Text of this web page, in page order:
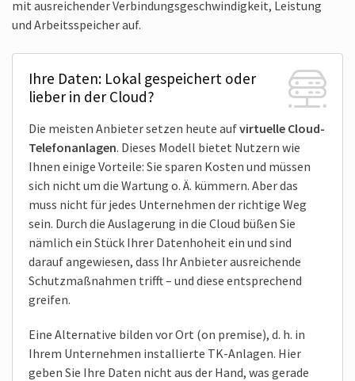
mit ausreichender Verbindungs­geschwindig­keit, Leistung
und Arbeits­speicher auf.
Ihre Daten: Lokal gespeichert oder
lieber in der Cloud?
Die meisten Anbieter setzen heute aufvir­tuelle Cloud-
Telefon­anlagen. Dieses Modell bietet Nutzern wie
Ihnen einige Vor­teile: Sie sparen Kosten und müssen
sich nicht um die Wartung o. Ä. kümmern. Aber das
muss nicht für jedes Unter­nehmen der richtige Weg
sein. Durch die Aus­lagerung in die Cloud büßen Sie
nämlich ein Stück Ihrer Daten­hoheit ein und sind
darauf angewiesen, dass Ihr Anbieter aus­reichende
Schutz­maß­nahmen trifft – und diese ent­sprechend
greifen.
Eine Alterna­tive bilden vor Ort (on premise), d. h. in
Ihrem Unter­nehmen instal­lierte TK-Anlagen. Hier
geben Sie Ihre Daten nicht aus der Hand, was gerade